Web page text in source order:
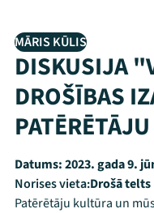
MĀRIS KŪLIS
DISKUSIJA
DROŠĪBAS
Datums:2023. gada 9.
Norises vieta:Drošā telts
Patērētāju kultūra un